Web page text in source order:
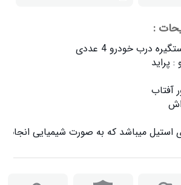
:
استیل میباشد که به صورت شیمیایی انجام